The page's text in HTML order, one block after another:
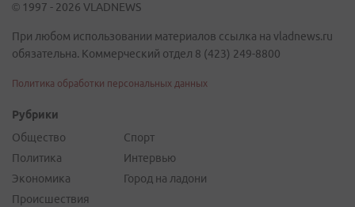
© 1997 - 2026 VLADNEWS
При любом использовании материалов ссылка на vladnews.ru
обязательна. Коммерческий отдел 8 (423) 249-8800
Политика обработки персональных данных
Рубрики
Общество
Политика
Экономика
Происшествия
Спорт
Интервью
Город на ладони